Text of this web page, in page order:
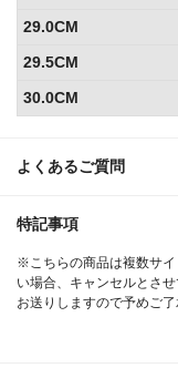
よくあるご質問
特記事項
※こちらの商品は複数サ
い場合、キャンセルとさ
お送りしますので予めご了
29.0CM
29.5CM
30.0CM